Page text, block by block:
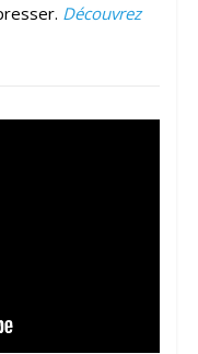
Découvrez